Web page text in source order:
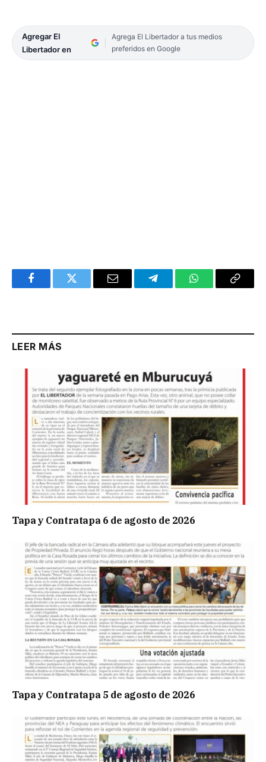
Agregar El
Libertador en
Agrega El Libertador a tus medios
preferidos en Google
FacebookTwitter Email TelegramWhatsAppCopy
LEER MÁS
Tapa y Contratapa 6 de agosto de 2026
Tapa y Contratapa 5 de agosto de 2026